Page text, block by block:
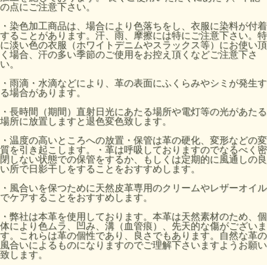
の点にご注意下さい。
・染色加工商品は、場合により色落ちをし、衣服に染料が付着
することがあります。汗、雨、摩擦には特にご注意下さい。特
に淡い色の衣服（ホワイトデニムやスラックス等）にお使い頂
く場合、汗の多い季節のご使用をお控え頂くなどご注意下さ
い。
・雨滴・水滴などにより、革の表面にふくらみやシミが発生す
る場合があります。
・長時間（期間）直射日光にあたる場所や電灯等の光があたる
場所に放置しますと退色変色致します。
・温度の高いところへの放置・保管は革の硬化、変形などの変
質を引き起こします。・革は呼吸しておりますのでなるべく密
閉しない状態での保管をするか、もしくは定期的に風通しの良
い所で日影干しをすることをおすすめします。
・風合いを保つために天然皮革専用のクリームやレザーオイル
でケアすることをおすすめします。
・弊社は本革を使用しております。本革は天然素材のため、個
体により色ムラ、凹み、溝（血管痕）、先天的な傷がございま
す。これらは革の個性であり、良さでもあります。自然な革の
風合いによるものになりますのでご理解下さいますようお願い
致します。